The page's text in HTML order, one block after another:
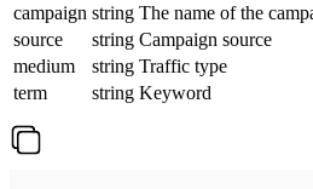
campaign string The name of the
source
string Campaign source
medium
string Traffic type
term
string Keyword